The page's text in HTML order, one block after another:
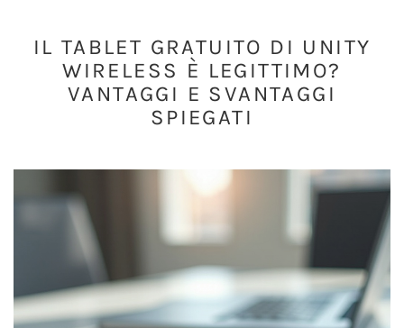
IL TABLET GRATUITO DI UNITY
WIRELESS È LEGITTIMO?
VANTAGGI E SVANTAGGI
SPIEGATI